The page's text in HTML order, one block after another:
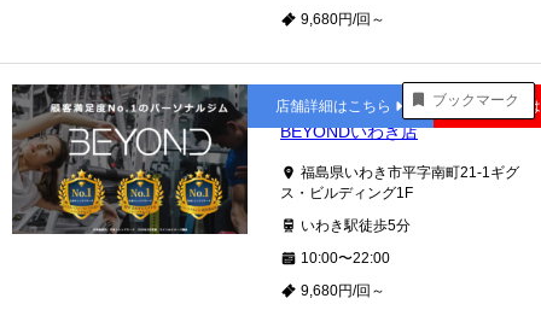
9,680円/回～
ブックマーク
いわき
BEYONDいわき店
福島県いわき市平字南町21-1ギグ
ス・ビルディング1F
いわき駅徒歩5分
10:00〜22:00
9,680円/回～
店舗詳細はこちら 公式サイト